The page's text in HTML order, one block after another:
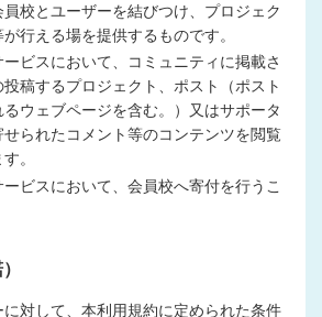
校とユーザーを結びつけ、プロジェク
行える場を提供するものです。
ビスにおいて、コミュニティに掲載さ
稿するプロジェクト、ポスト（ポスト
ウェブページを含む。）又はサポータ
られたコメント等のコンテンツを閲覧
。
ビスにおいて、会員校へ寄付を行うこ
対して、本利用規約に定められた条件